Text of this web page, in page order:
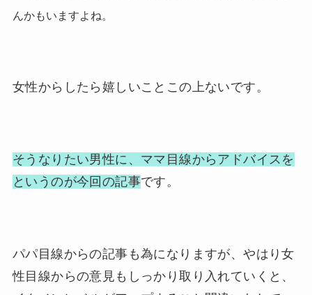
んかもいますよね。
女性からしたら嬉しいことこの上ないです。
そうなりたい男性に、 ママ目線 からアドバイスを
というのが今回の記事です。
パパ目線からの記事も為になりますが、やはり女
性目線からの意見もしっかり取り入れていくと、